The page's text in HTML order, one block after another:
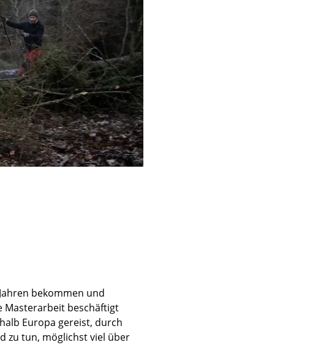
bekommen und
Masterarbeit beschäftigt
Europa gereist, durch
zu tun, möglichst viel über